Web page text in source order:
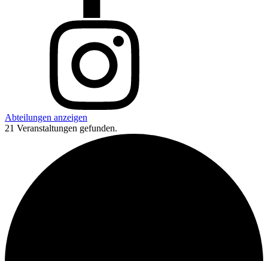
Abteilungen anzeigen
21 Veranstaltungen gefunden.